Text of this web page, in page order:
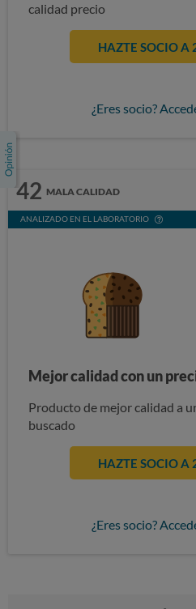
calidad precio
HAZTE SOCIO A
¿Eres socio?
42 MALA CALIDAD
ANALIZADO EN EL LABORATORIO
Mejor calidad con un
Producto de mejor calidad a
buscado
HAZTE SOCIO A
¿Eres socio?